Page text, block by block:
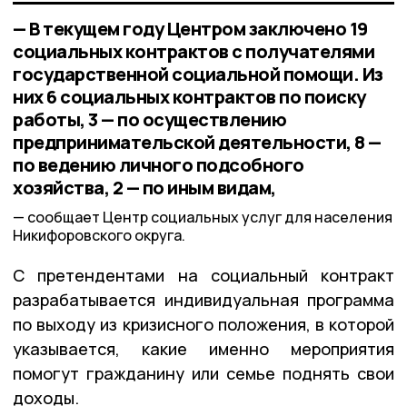
— В текущем году Центром заключено 19
социальных контрактов с получателями
государственной социальной помощи. Из
них 6 социальных контрактов по поиску
работы, 3 — по осуществлению
предпринимательской деятельности, 8 —
по ведению личного подсобного
хозяйства, 2 — по иным видам,
сообщает Центр социальных услуг для населения
Никифоровского округа.
С претендентами на социальный контракт
разрабатывается индивидуальная программа
по выходу из кризисного положения, в которой
указывается, какие именно мероприятия
помогут гражданину или семье поднять свои
доходы.